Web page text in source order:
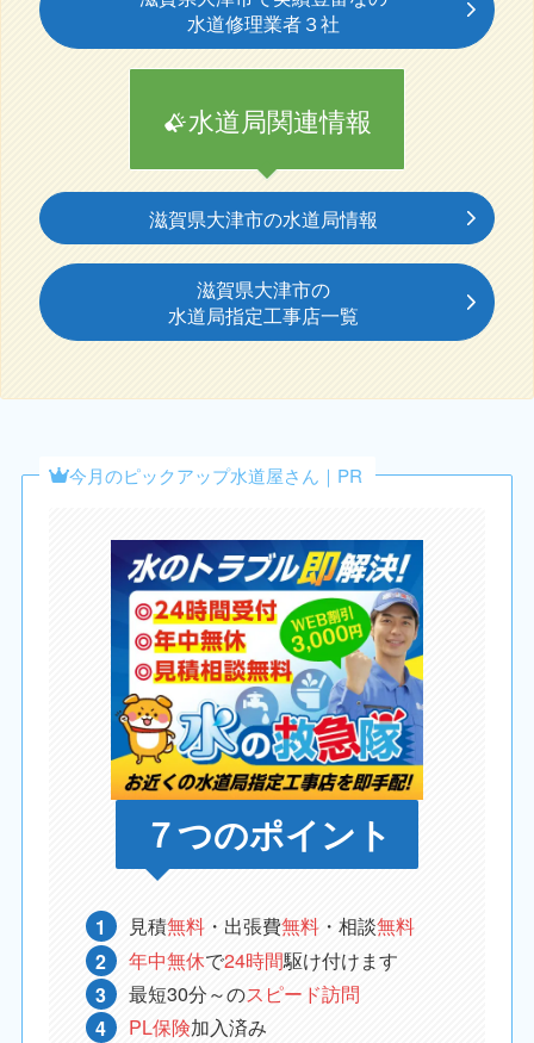
水道修理業者３社
水道局関連情報
滋賀県大津市の水道局情報
滋賀県大津市の
水道局指定工事店一覧
今月のピックアップ水道屋さん｜PR
７つのポイント
見積無料 ・出張費無料 ・相談無料
年中無休で24時間駆け付けます
最短30分～のスピード訪問
PL保険加入済み